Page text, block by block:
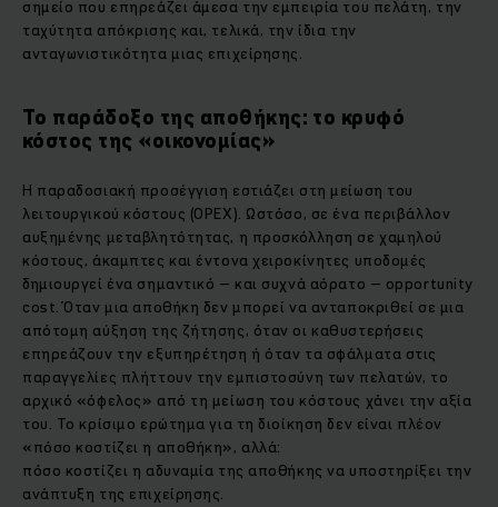
σημείο που επηρεάζει άμεσα την εμπειρία του πελάτη, την
ταχύτητα απόκρισης και, τελικά, την ίδια την
ανταγωνιστικότητα μιας επιχείρησης.
Το παράδοξο της αποθήκης: το κρυφό
κόστος της «οικονομίας»
Η παραδοσιακή προσέγγιση εστιάζει στη μείωση του
λειτουργικού κόστους (OPEX). Ωστόσο, σε ένα περιβάλλον
αυξημένης μεταβλητότητας, η προσκόλληση σε χαμηλού
κόστους, άκαμπτες και έντονα χειροκίνητες υποδομές
δημιουργεί ένα σημαντικό – και συχνά αόρατο – opportunity
cost. Όταν μια αποθήκη δεν μπορεί να ανταποκριθεί σε μια
απότομη αύξηση της ζήτησης, όταν οι καθυστερήσεις
επηρεάζουν την εξυπηρέτηση ή όταν τα σφάλματα στις
παραγγελίες πλήττουν την εμπιστοσύνη των πελατών, το
αρχικό «όφελος» από τη μείωση του κόστους χάνει την αξία
του. Το κρίσιμο ερώτημα για τη διοίκηση δεν είναι πλέον
«πόσο κοστίζει η αποθήκη», αλλά:
πόσο κοστίζει η αδυναμία της αποθήκης να υποστηρίξει την
ανάπτυξη της επιχείρησης.